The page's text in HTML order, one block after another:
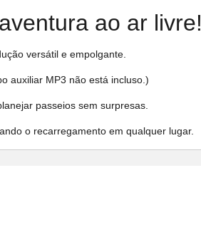
ao ar livre!
versátil e empolgante.
auxiliar MP3 não está incluso.)
passeios sem surpresas.
o recarregamento em qualquer lugar.